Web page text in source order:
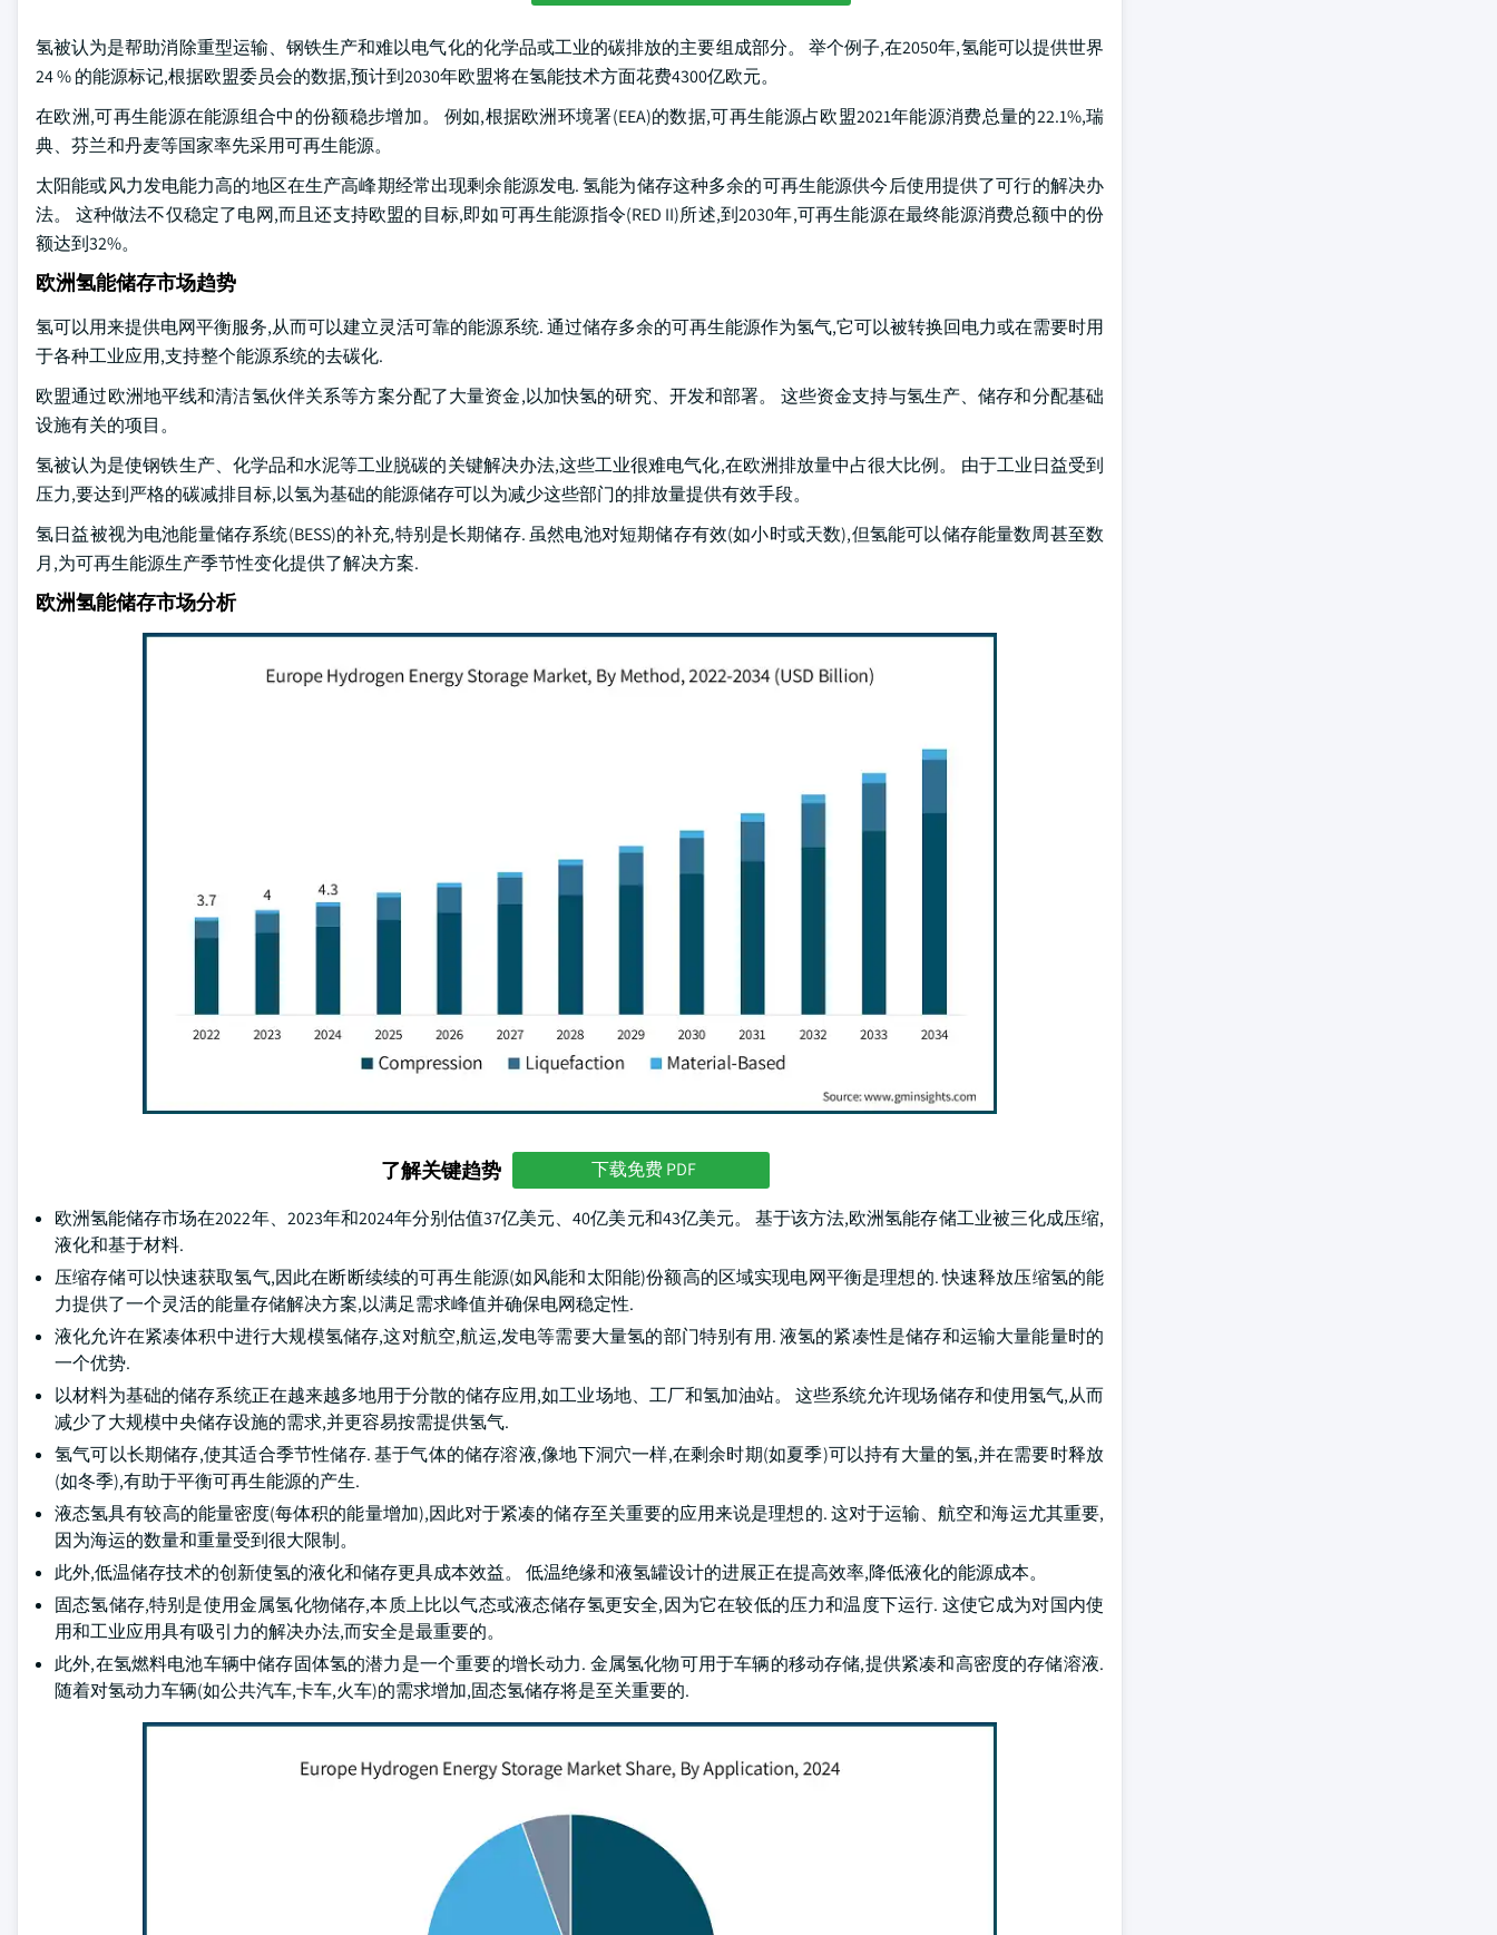
氢被认为是帮助消除重型运输、钢铁生产和难以电气化的化学品或工业的碳排放的主要组成部分。 举个例子,在2050年,氢能可以提供世界
24 % 的能源标记,根据欧盟委员会的数据,预计到2030年欧盟将在氢能技术方面花费4300亿欧元。
在欧洲,可再生能源在能源组合中的份额稳步增加。 例如,根据欧洲环境署(EEA)的数据,可再生能源占欧盟2021年能源消费总量的22.1%,瑞
典、芬兰和丹麦等国家率先采用可再生能源。
太阳能或风力发电能力高的地区在生产高峰期经常出现剩余能源发电. 氢能为储存这种多余的可再生能源供今后使用提供了可行的解决办
法。 这种做法不仅稳定了电网,而且还支持欧盟的目标,即如可再生能源指令(RED II)所述,到2030年,可再生能源在最终能源消费总额中的份
额达到32%。
欧洲氢能储存市场趋势
氢可以用来提供电网平衡服务,从而可以建立灵活可靠的能源系统. 通过储存多余的可再生能源作为氢气,它可以被转换回电力或在需要时用
于各种工业应用,支持整个能源系统的去碳化.
欧盟通过欧洲地平线和清洁氢伙伴关系等方案分配了大量资金,以加快氢的研究、开发和部署。 这些资金支持与氢生产、储存和分配基础
设施有关的项目。
氢被认为是使钢铁生产、化学品和水泥等工业脱碳的关键解决办法,这些工业很难电气化,在欧洲排放量中占很大比例。 由于工业日益受到
压力,要达到严格的碳减排目标,以氢为基础的能源储存可以为减少这些部门的排放量提供有效手段。
氢日益被视为电池能量储存系统(BESS)的补充,特别是长期储存. 虽然电池对短期储存有效(如小时或天数),但氢能可以储存能量数周甚至数
月,为可再生能源生产季节性变化提供了解决方案.
欧洲氢能储存市场分析
了解关键趋势 下载免费 PDF
欧洲氢能储存市场在2022年、2023年和2024年分别估值37亿美元、40亿美元和43亿美元。 基于该方法,欧洲氢能存储工业被三化成压缩,
液化和基于材料.
压缩存储可以快速获取氢气,因此在断断续续的可再生能源(如风能和太阳能)份额高的区域实现电网平衡是理想的. 快速释放压缩氢的能
力提供了一个灵活的能量存储解决方案,以满足需求峰值并确保电网稳定性.
液化允许在紧凑体积中进行大规模氢储存,这对航空,航运,发电等需要大量氢的部门特别有用. 液氢的紧凑性是储存和运输大量能量时的
一个优势.
以材料为基础的储存系统正在越来越多地用于分散的储存应用,如工业场地、工厂和氢加油站。 这些系统允许现场储存和使用氢气,从而
减少了大规模中央储存设施的需求,并更容易按需提供氢气.
氢气可以长期储存,使其适合季节性储存. 基于气体的储存溶液,像地下洞穴一样,在剩余时期(如夏季)可以持有大量的氢,并在需要时释放
(如冬季),有助于平衡可再生能源的产生.
液态氢具有较高的能量密度(每体积的能量增加),因此对于紧凑的储存至关重要的应用来说是理想的. 这对于运输、航空和海运尤其重要,
因为海运的数量和重量受到很大限制。
此外,低温储存技术的创新使氢的液化和储存更具成本效益。 低温绝缘和液氢罐设计的进展正在提高效率,降低液化的能源成本。
固态氢储存,特别是使用金属氢化物储存,本质上比以气态或液态储存氢更安全,因为它在较低的压力和温度下运行. 这使它成为对国内使
用和工业应用具有吸引力的解决办法,而安全是最重要的。
此外,在氢燃料电池车辆中储存固体氢的潜力是一个重要的增长动力. 金属氢化物可用于车辆的移动存储,提供紧凑和高密度的存储溶液.
随着对氢动力车辆(如公共汽车,卡车,火车)的需求增加,固态氢储存将是至关重要的.